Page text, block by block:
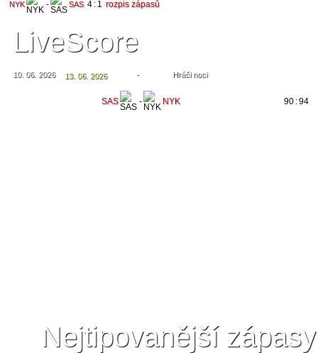
NYK - SAS 4 : 1 rozpis zápasů
LiveScore
10. 06. 2026 13. 06. 2026 - Hráči noci
SAS - NYK 90 :94
Nejtipovanější zápasy